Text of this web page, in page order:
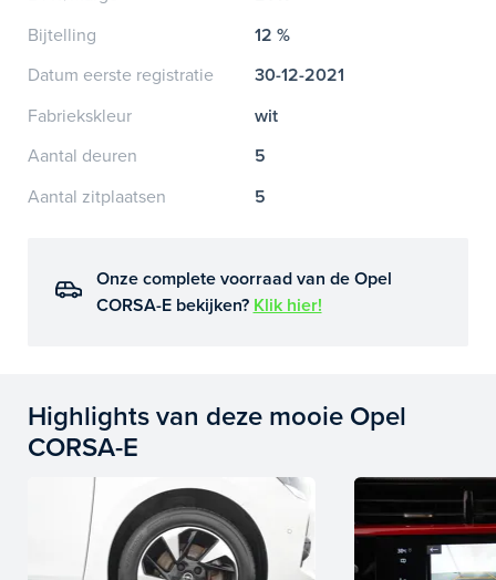
Bijtelling
12 %
Datum eerste registratie
30-12-2021
Fabriekskleur
wit
Aantal deuren
5
Aantal zitplaatsen
5
Onze complete voorraad van de Opel
CORSA-E bekijken? Klik hier!
Highlights van deze mooie Opel
CORSA-E